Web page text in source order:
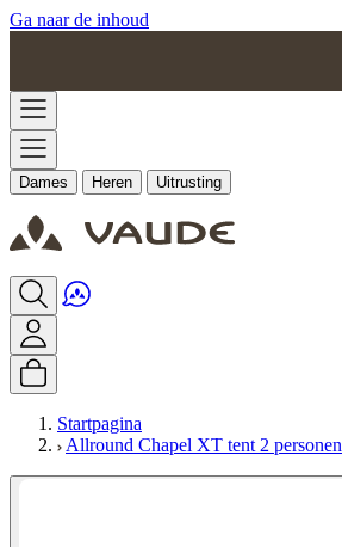
Ga naar de inhoud
Dames Heren Uitrusting
Startpagina
Allround Chapel XT tent 2 personen